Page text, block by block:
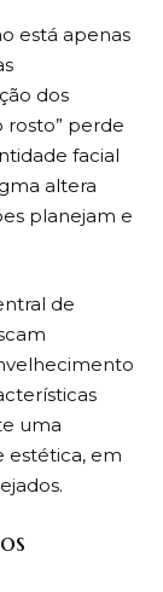
está apenas
dos
rosto” perde
facial
altera
planejam e
de
uma
estética, em